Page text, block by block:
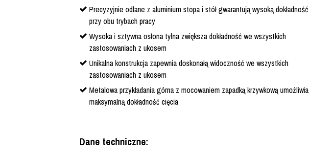
Precyzyjnie odlane z aluminium stopa i stół gwarantują wysoką dokładność
przy obu trybach pracy
Wysoka i sztywna osłona tylna zwiększa dokładność we wszystkich
zastosowaniach z ukosem
Unikalna konstrukcja zapewnia doskonałą widoczność we wszystkich
zastosowaniach z ukosem
Metalowa przykładania górna z mocowaniem zapadką krzywkową umożliwia
maksymalną dokładność cięcia
Dane techniczne: